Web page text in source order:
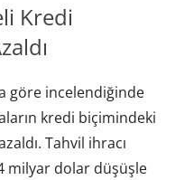
Kredi
göre incelendiğinde
kredi biçimindeki
Tahvil ihracı
milyar dolar düşüşle